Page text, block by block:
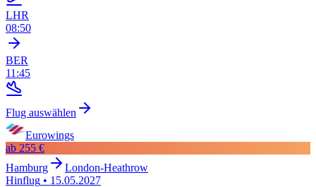
LHR
08:50
BER
11:45
Flug auswählen
Eurowings
ab 255 €
Hamburg
London-Heathrow
Hinflug • 15.05.2027